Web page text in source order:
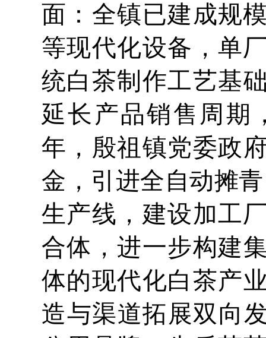
面：全镇已建成规
等现代化设备，单
统白茶制作工艺基
延长产品销售周期
年，殷祖镇党委政
金，引进全自动摊
生产线，建设加工
合体，进一步构建
体的现代化白茶产
造与渠道拓展双向